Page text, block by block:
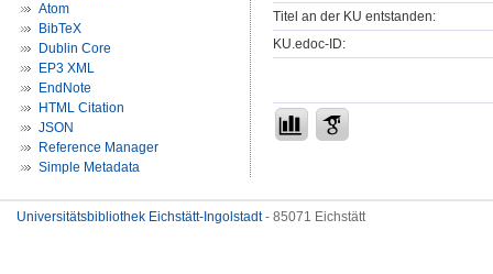
Atom
BibTeX
Dublin Core
EP3 XML
EndNote
HTML Citation
JSON
Reference Manager
Simple Metadata
Titel an der KU entstanden:
KU.edoc-ID:
Universitätsbibliothek Eichstätt-Ingolstadt- 85071 Eichstätt